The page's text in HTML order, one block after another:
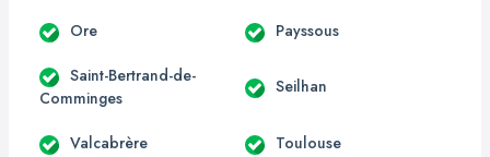
Ore Payssous
Saint-Bertrand-de-
Comminges
Seilhan
Valcabrère Toulouse